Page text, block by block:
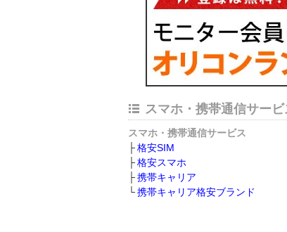
スマホ・携帯通信サー
スマホ・携帯通信サービス
格安SIM
格安スマホ
携帯キャリア
携帯キャリア格安ブランド